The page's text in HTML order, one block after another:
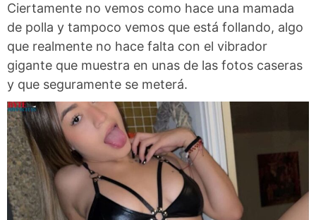
Ciertamente no vemos como hace una mamada
de polla y tampoco vemos que está follando, algo
que realmente no hace falta con el vibrador
gigante que muestra en unas de las fotos caseras
y que seguramente se meterá.